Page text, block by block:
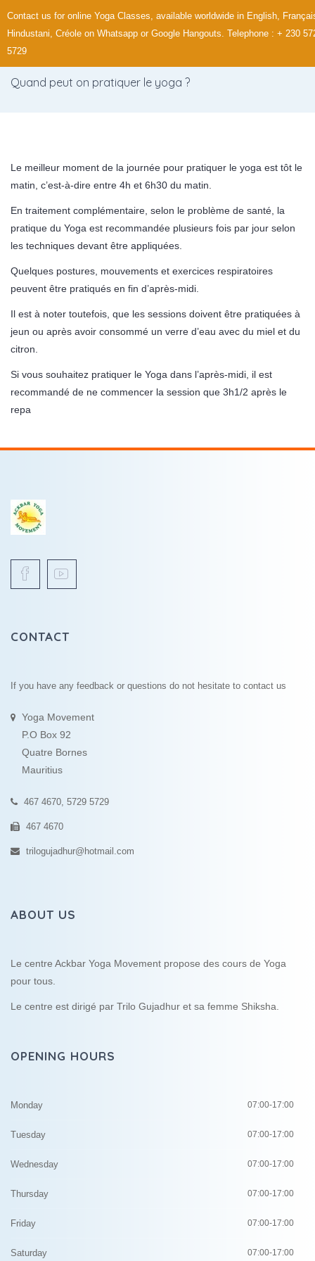
Quand peut on pratiquer le yoga ?
Le meilleur moment de la journée pour pratiquer le yoga est tôt le
matin, c’est-à-dire entre 4h et 6h30 du matin.
En traitement complémentaire, selon le problème de santé, la
pratique du Yoga est recommandée plusieurs fois par jour selon
les techniques devant être appliquées.
Quelques postures, mouvements et exercices respiratoires
peuvent être pratiqués en fin d’après-midi.
Il est à noter toutefois, que les sessions doivent être pratiquées à
jeun ou après avoir consommé un verre d’eau avec du miel et du
citron.
Si vous souhaitez pratiquer le Yoga dans l’après-midi, il est
recommandé de ne commencer la session que 3h1/2 après le
repa
CONTACT
If you have any feedback or questions do not hesitate to contact us
Yoga Movement
P.O Box 92
Quatre Bornes
Mauritius
467 4670, 5729 5729
467 4670
trilogujadhur@hotmail.com
ABOUT US
Le centre Ackbar Yoga Movement propose des cours de Yoga
pour tous.
Le centre est dirigé par Trilo Gujadhur et sa femme Shiksha.
OPENING HOURS
Monday 07:00-17:00
Tuesday 07:00-17:00
Wednesday 07:00-17:00
Thursday 07:00-17:00
Friday 07:00-17:00
Saturday 07:00-17:00
Contact us for online Yoga Classes, available worldwide in English,
Hindustani, Créole on Whatsapp or Google Hangouts. Telephone : + 230
5729